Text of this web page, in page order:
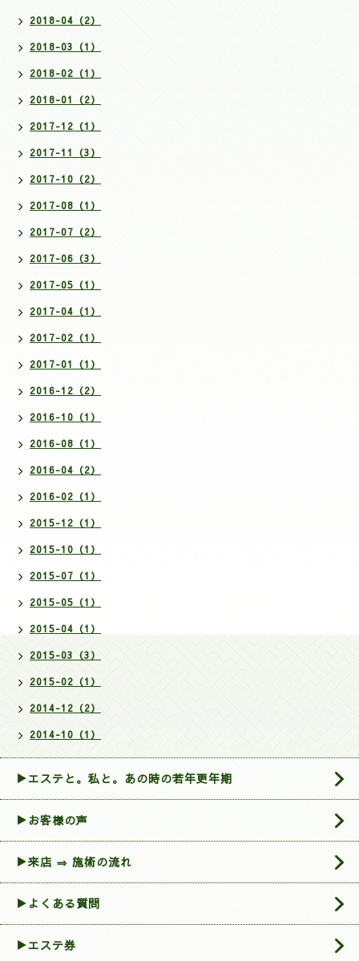
2018-04（2）
2018-03（1）
2018-02（1）
2018-01（2）
2017-12（1）
2017-11（3）
2017-10（2）
2017-08（1）
2017-07（2）
2017-06（3）
2017-05（1）
2017-04（1）
2017-02（1）
2017-01（1）
2016-12（2）
2016-10（1）
2016-08（1）
2016-04（2）
2016-02（1）
2015-12（1）
2015-10（1）
2015-07（1）
2015-05（1）
2015-04（1）
2015-03（3）
2015-02（1）
2014-12（2）
2014-10（1）
▶エステと。私と。あの時の若年更年期
▶お客様の声
▶来店 ⇒ 施術の流れ
▶よくある質問
▶エステ券